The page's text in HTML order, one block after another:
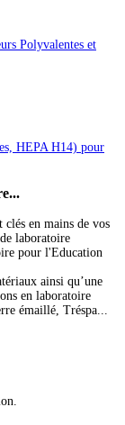
Polyvalentes et
HEPA H14) pour
clés en mains de vos
laboratoire
pour l'Education
ainsi qu’une
en laboratoire
émaillé, Tréspa...